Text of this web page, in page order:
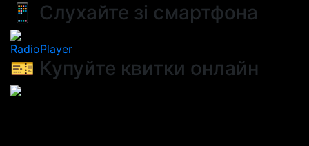
📱 Слухайте зі смартфона
RadioPlayer
🎫 Купуйте квитки онлайн